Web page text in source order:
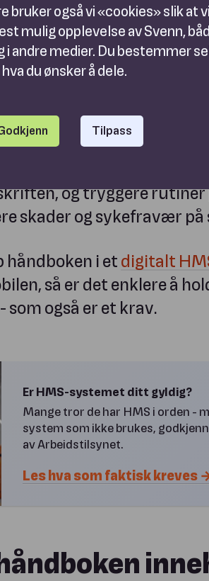
du tjener på det.
så må du regne med å
arbeidet du legger i å
verdt investeringen.
ut med viten om at
og tryggere rutiner
skader og sykefravær på
håndboken i etdigitalt
så er det enklere å
også er et krav.
Er HMS-systemet ditt gyldig?
Mange tror de har HMS i orden -
system som ikke brukes,
av Arbeidstilsynet.
Les hva som faktisk kreves
bruker også vi «cookies» slik at vi
mulig opplevelse av Svenn,
i andre medier. Du bestemmer
hva du ønsker å dele.
Tilpass